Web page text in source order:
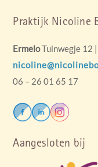
Praktijk Nicoline
ErmeloTuinwegje 12
06 – 26 01 65 17
Aangesloten bij